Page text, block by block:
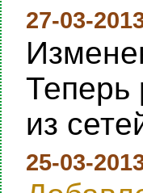
27-03-
Теперь
из
25-03-